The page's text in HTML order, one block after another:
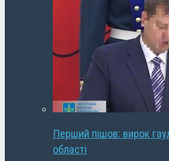
Перший пішов: вирок
області